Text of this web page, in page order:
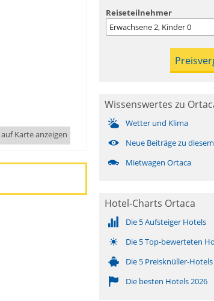
Karte anzeigen
Reiseteilnehmer
Erwachsene2, Kinder0
Wissenswertes zu
Wetter und Klima
Neue Beiträge zu
Mietwagen Ortaca
Hotel-Charts Ortaca
Die 5 Aufsteiger Hotels
Die 5 Top-bewerteten
Die 5 Preisknüller-Hotels
Die besten Hotels 2026